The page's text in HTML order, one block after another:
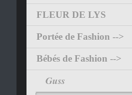
FLEUR DE LYS
Portée de Fashion -->
Bébés de Fashion -->
Guss